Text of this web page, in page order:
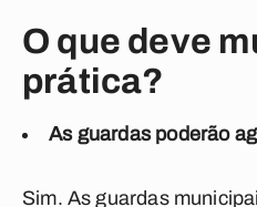
O que deve
prática?
As guardas poderão
Sim. As guardas